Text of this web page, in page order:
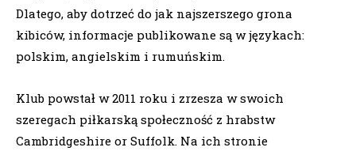
Dlatego, aby dotrzeć do jak najszerszego grona
kibiców, informacje publikowane są w językach:
polskim, angielskim i rumuńskim.
Klub powstał w 2011 roku i zrzesza w swoich
szeregach piłkarską społeczność z hrabstw
Cambridgeshire or Suffolk. Na ich stronie